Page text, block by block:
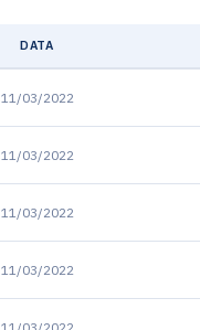
DATA
11/03/2022
11/03/2022
11/03/2022
11/03/2022